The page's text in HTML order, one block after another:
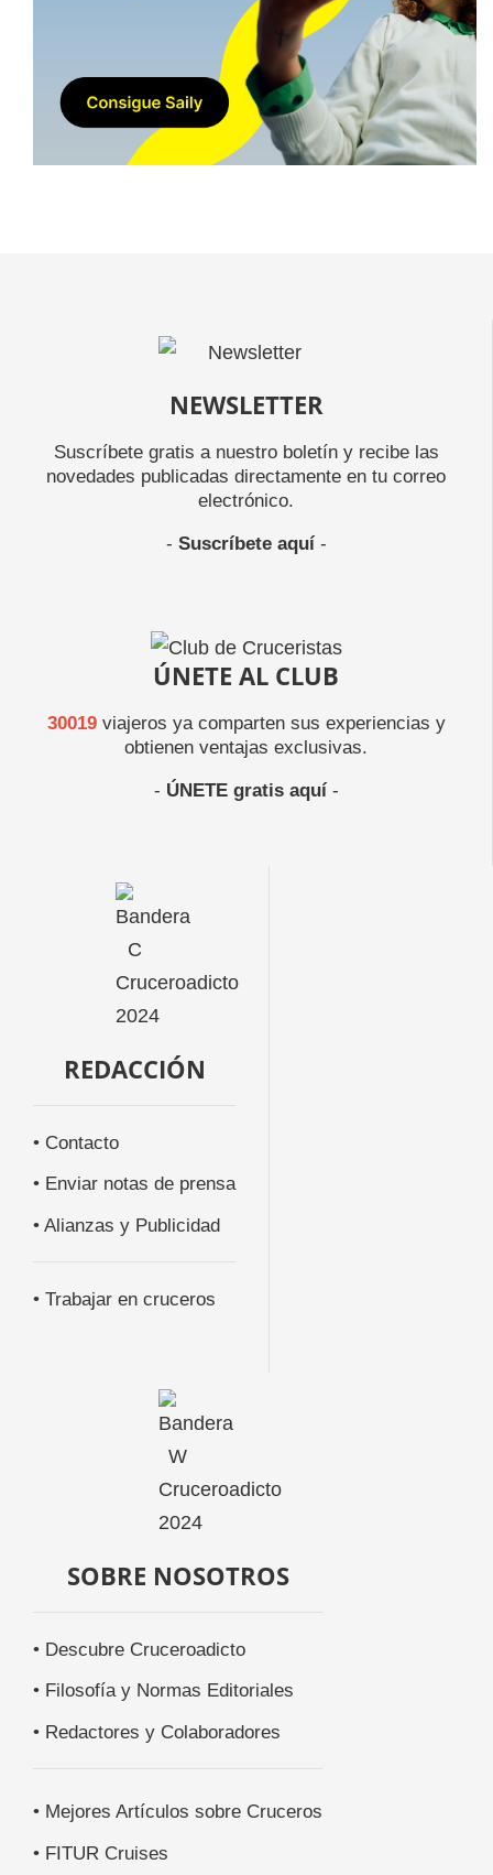
NEWSLETTER
Suscríbete gratis a nuestro boletín y recibe las
novedades publicadas directamente en tu correo
electrónico.
- Suscríbete aquí-
ÚNETE AL CLUB
30019viajeros ya comparten sus experiencias y
obtienen ventajas exclusivas.
- ÚNETE gratis aquí-
REDACCIÓN
• Contacto
• Enviar notas de prensa
• Alianzas y Publicidad
• Trabajar en cruceros
SOBRE NOSOTROS
• Descubre Cruceroadicto
• Filosofía y Normas Editoriales
• Redactores y Colaboradores
• Mejores Artículos sobre Cruceros
• FITUR Cruises